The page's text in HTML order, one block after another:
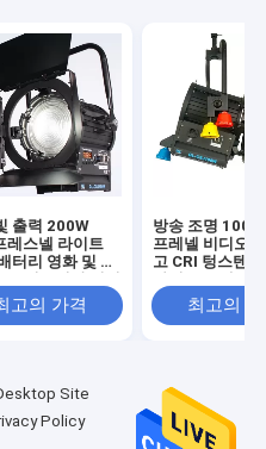
출력 200W
레스넬 라이트
터리 영화 및 스
작 요크)
고의 가격
방송 조명
프레넬 비디오
고 CRI 텅스텐
((극 조작 요크)
최고의
Site
Policy